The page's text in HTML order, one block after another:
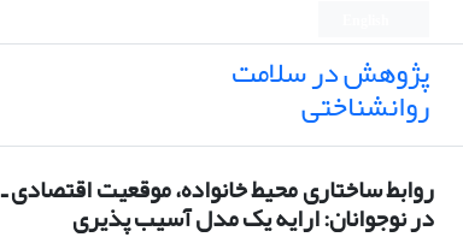
پژوهش در سلامت
روانشناختی
روابط ساختاری محیط خانواده، موقعیت
در نوجوانان: ارایه یک مدل آسیب پذیری